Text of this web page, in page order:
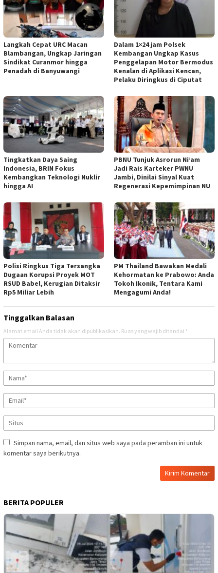
Langkah Cepat URC Macan
Blambangan, Ungkap Jaringan
Sindikat Curanmor hingga
Penadah di Banyuwangi
Dalam 1×24 jam Polsek
Kembangan Ungkap Kasus
Penggelapan Motor Bermodus
Kenalan di Aplikasi Kencan,
Pelaku Diringkus di Ciputat
Tingkatkan Daya Saing
Indonesia, BRIN Fokus
Kembangkan Teknologi Nuklir
hingga AI
PBNU Tunjuk Asrorun Ni’am
Jadi Rais Karteker PWNU
Jambi, Dinilai Sinyal Kuat
Regenerasi Kepemimpinan NU
Polisi Ringkus Tiga Tersangka
Dugaan Korupsi Proyek MOT
RSUD Babel, Kerugian Ditaksir
Rp5 Miliar Lebih
PM Thailand Bawakan Medali
Kehormatan ke Prabowo: Anda
Tokoh Ikonik, Tentara Kami
Mengagumi Anda!
Tinggalkan Balasan
Alamat email Anda tidak akan dipublikasikan. Ruas yang wajib ditandai *
Simpan nama, email, dan situs web saya pada peramban ini untuk
komentar saya berikutnya.
BERITA POPULER